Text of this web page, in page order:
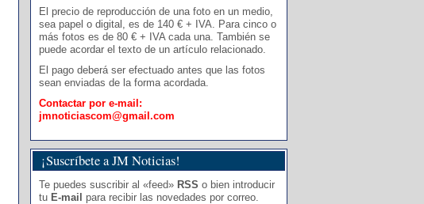
El precio de reproducción de una foto en un medio,
sea papel o digital, es de 140 € + IVA. Para cinco o
más fotos es de 80 € + IVA cada una. También se
puede acordar el texto de un artículo relacionado.
El pago deberá ser efectuado antes que las fotos
sean enviadas de la forma acordada.
Contactar por e-mail:
jmnoticiascom@gmail.com
¡Suscríbete a JM Noticias!
Te puedes suscribir al «feed» RSS o bien introducir
tu E-mail para recibir las novedades por correo.